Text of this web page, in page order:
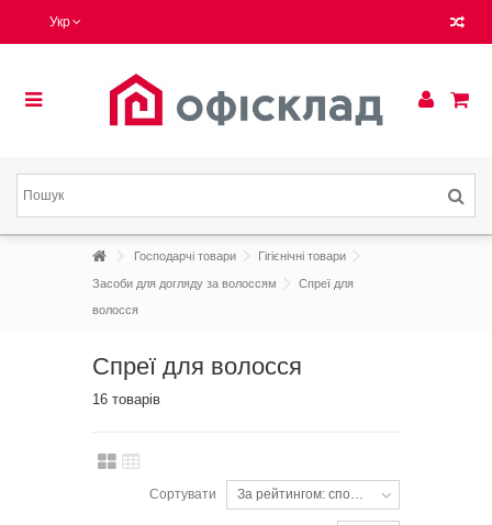
Укр
Господарчі товари Гігієнічні товари
Засоби для догляду за волоссям
Спреї для
волосся
Спреї для волосся
16 товарів
Сортувати За рейтингом: спочатку популярні